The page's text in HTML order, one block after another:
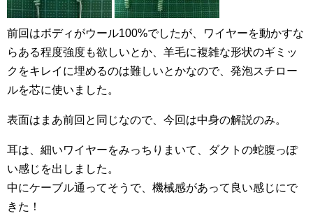
前回はボディがウール100%でしたが、ワイヤーを動かすな
らある程度強度も欲しいとか、羊毛に複雑な形状のギミッ
クをキレイに埋めるのは難しいとかなので、発泡スチロー
ルを芯に使いました。
表面はまあ前回と同じなので、今回は中身の解説のみ。
耳は、細いワイヤーをみっちりまいて、ダクトの蛇腹っぽ
い感じを出しました。
中にケーブル通ってそうで、機械感があって良い感じにで
きた！